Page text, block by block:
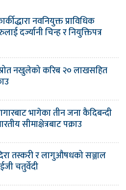
नवनियुक्त प्राविधिक
दर्ज्यानी चिन्ह र नियुक्तिपत्र
नखुलेको करिब २० लाखसहित
भागेका तीन जना कैदिबन्दी
सीमाक्षेत्रबाट पक्राउ
तस्करी र लागुऔषधको सञ्जाल
चतुर्वेदी